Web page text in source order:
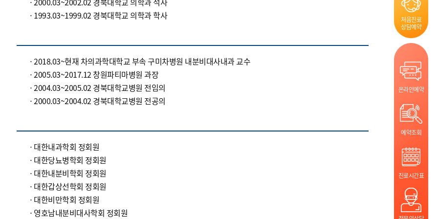
처음진료
상담예약
온라인예약
예약조회
진료시간표
1993.03~1999.02 경북대학교 의학과 학사
2018.03~현재 차의과학대학교 부속 구미차병원 내분비대사내과 교수
2005.03~2017.12 창원파티마병원 과장
2004.03~2005.02 경북대학교병원 전임의
2000.03~2004.02 경북대학교병원 전공의
대한내과학회 정회원
대한당뇨병학회 정회원
대한내분비학회 정회원
대한갑상선학회 정회원
대한비만학회 정회원
영호남내분비대사학회 정회원